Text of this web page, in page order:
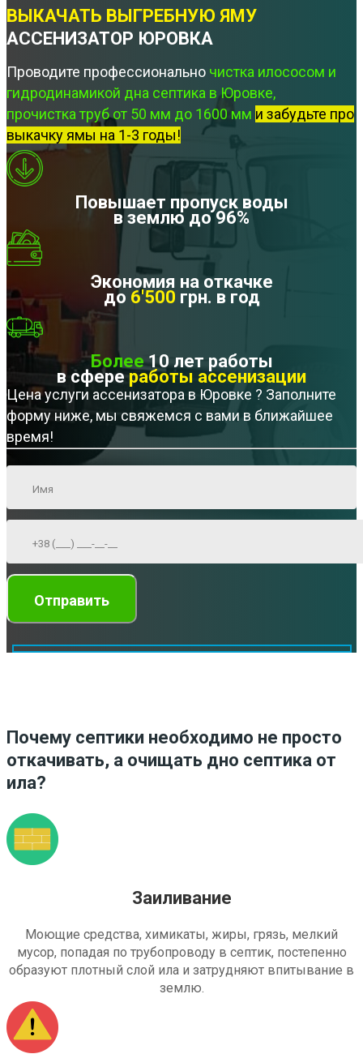
ВЫКАЧАТЬ ВЫГРЕБНУЮ ЯМУ
АССЕНИЗАТОР ЮРОВКА
Проводите профессионально чистка илососом и
гидродинамикой дна септика в Юровке,
прочистка труб от 50 мм до 1600 мм и забудьте про
выкачку ямы на 1-3 годы!
Повышает пропуск воды
в землю до 96%
Экономия на откачке
до 6'500 грн. в год
Более10 лет работы
в сфереработы ассенизации
Цена услуги ассенизатора в Юровке ? Заполните
форму ниже, мы свяжемся с вами в ближайшее
время!
Почему септики необходимо не просто
откачивать, а очищать дно септика от
ила?
Заиливание
Моющие средства, химикаты, жиры, грязь, мелкий
мусор, попадая по трубопроводу в септик, постепенно
образуют плотный слой ила и затрудняют впитывание в
землю.